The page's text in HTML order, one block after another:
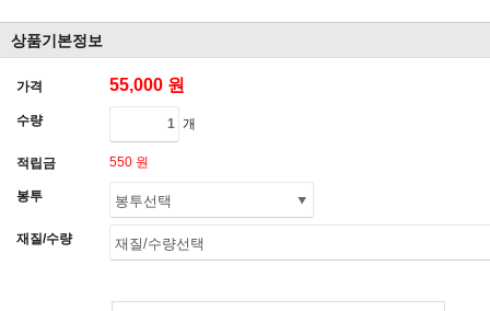
상품기본정보
가격 55,000 원
수량 개
적립금 550 원
봉투
재질/수량